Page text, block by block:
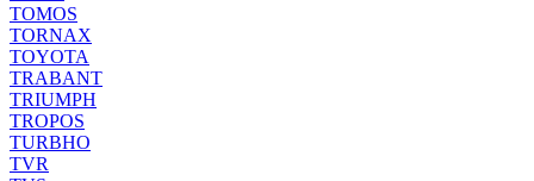
TOMOS
TORNAX
TOYOTA
TRABANT
TRIUMPH
TROPOS
TURBHO
TVR